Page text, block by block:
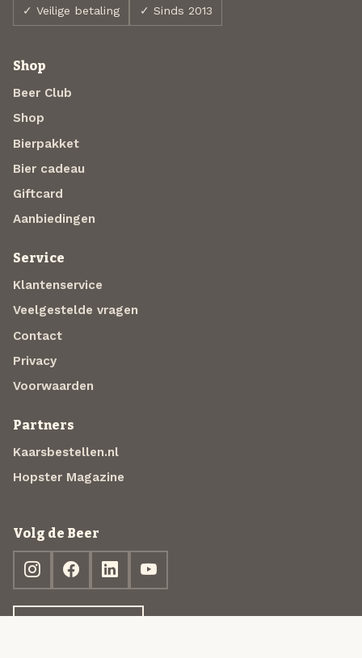
✓ Veilige betaling ✓ Sinds 2013
Shop
Beer Club
Shop
Bierpakket
Bier cadeau
Giftcard
Aanbiedingen
Service
Klantenservice
Veelgestelde vragen
Contact
Privacy
Voorwaarden
Partners
Kaarsbestellen.nl
Hopster Magazine
Volg de Beer